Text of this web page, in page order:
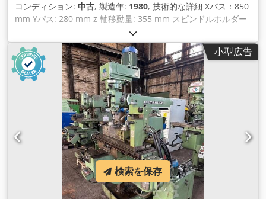
コンディション: 中古, 製造年: 1980, 技術的な詳細 Xパス：850
mm Yパス: 280 mm z 軸移動量: 355 mm スピンドルホルダー
ISO: SK 45 / SK 45 主軸頭左右旋回：各90 回転数範囲: 28 -
1400 / 18 step rpm テーブル/水平スピンドル間距離: 最小: 60
/ 最大: 180 mm テーブルクランプ面: 1070 x 270 mm テーブル
荷重: 1000 kg テーブル旋回+/-：各45度 送り速度: X+Y: 16 -
800、Z: 5 - 250 mm/min 総所要電力: 8.0 kW 機械重量 約3100
kg 機械寸法 約LxWxH: 2.1 x 1.8 x 2.15 m 制御盤寸法: 長さ: 0.8
x 幅: 0.45 x 高さ: 1.65 m クランプ面： 315 x 1250 mm
Crsdsu Ndf Ispfx Ap Hsf 水平ビーム調整マニュアル 650 mm
テーブルへの取り付け：クランプヘッド Ø 200 mm 3爪チャッ
ク（内爪）、センター高さ 165 mm クーラントシステム ハン
ドクランク ミーリングアーバ Ø 22 x 620 mm、モールディン
グカッタ 80 x Ø 8 mm *
小型広告
検索を保存